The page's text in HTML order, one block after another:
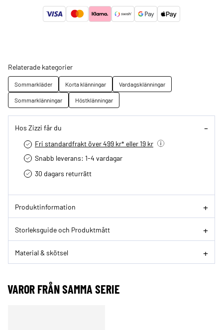
Relaterade kategorier
Sommarkläder Korta klänningar
Vardagsklänningar
Sommarklänningar
Höstklänningar
Hos Zizzi får du
Fri standardfrakt över 499 kr* eller 19 kr
Snabb leverans: 1-4 vardagar
30 dagars returrätt­
Produktinformation
Storleksguide och Produktmått
Material & skötsel
VAROR FRÅN SAMMA SERIE